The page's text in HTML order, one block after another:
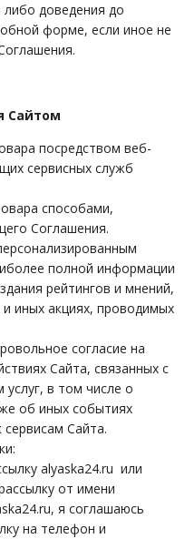
доведения до
форме, если иное не
Сайтом
посредством веб-
сервисных служб
способами,
Соглашения.
полной информации
рейтингов и мнений,
иных акциях, проводимых
согласие на
Сайта, связанных с
в том числе о
об иных событиях
Сайта.
alyaska24.ru или
от имени
я соглашаюсь
на телефон и